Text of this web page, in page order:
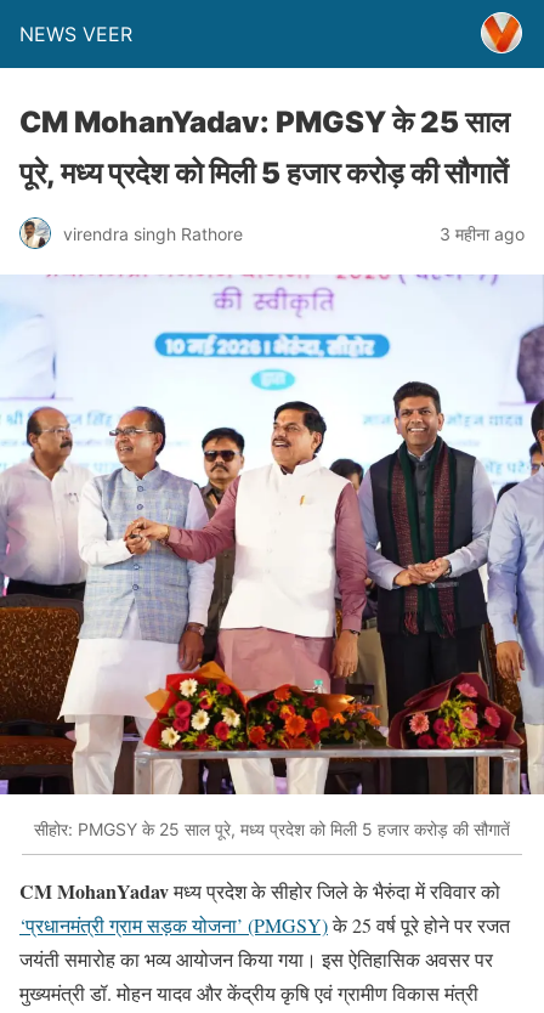
NEWS VEER
CM MohanYadav: PMGSY के 25 साल
पूरे, मध्य प्रदेश को मिली 5 हजार करोड़ की सौगातें
virendra singh Rathore 3 महीना ago
सीहोर: PMGSY के 25 साल पूरे, मध्य प्रदेश को मिली 5 हजार करोड़ की सौगातें
CM MohanYadavमध्य प्रदेश के सीहोर जिले के भैरुंदा में रविवार को
‘प्रधानमंत्री ग्राम सड़क योजना’ (PMGSY)के 25 वर्ष पूरे होने पर रजत
जयंती समारोह का भव्य आयोजन किया गया। इस ऐतिहासिक अवसर पर
मुख्यमंत्री डॉ. मोहन यादव और केंद्रीय कृषि एवं ग्रामीण विकास मंत्री